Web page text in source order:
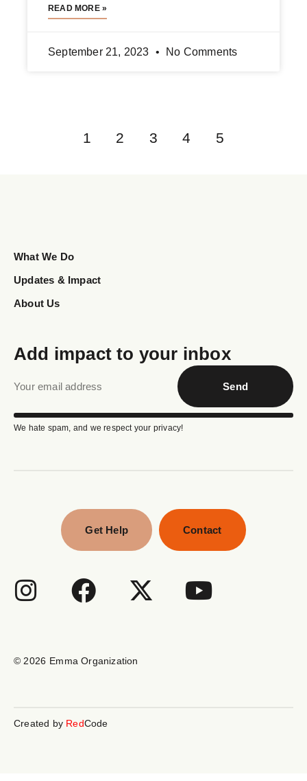
READ MORE »
September 21, 2023 No Comments
1 2 3 4 5
What We Do
Updates & Impact
About Us
Add impact to your inbox
Send
We hate spam, and we respect your privacy!
© 2026 Emma Organization
Get Help Contact
Created by RedCode